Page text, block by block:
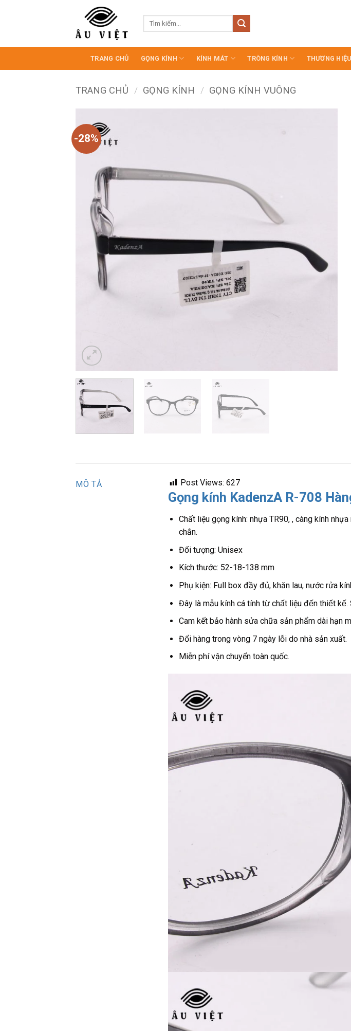
dung
Tìm
TRANG CHỦ GỌNG KÍNH KÍNH MÁT TRÒNG KÍNH THƯƠNG HIỆU
TRANG CHỦ / GỌNG KÍNH / GỌNG KÍNH VUÔNG
-28%
MÔ TẢ Post Views: 627
Gọng kính KadenzA R-708
Chất liệu gọng kính: nhựa TR90, , càng kính
chắn.
Đối tượng: Unisex
Kích thước: 52-18-138 mm
Phụ kiện: Full box đầy đủ, khăn lau, nước rửa
Đây là mẫu kính cá tính từ chất liệu đến thiết
Cam kết bảo hành sửa chữa sản phẩm dài hạn
Đổi hàng trong vòng 7 ngày lỗi do nhà sản xuất.
Miễn phí vận chuyển toàn quốc.